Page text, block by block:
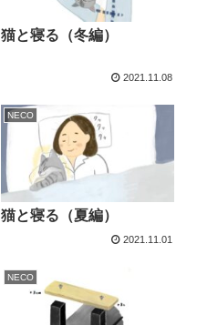
猫と寝る（冬編）
2021.11.08
NECO
猫と寝る（夏編）
2021.11.01
NECO